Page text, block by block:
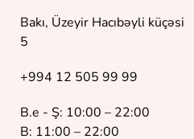
Bakı, Üzeyir Hacıbəyli küçəsi
5
+994 12 505 99 99
B.e - Ş: 10:00 – 22:00
B: 11:00 – 22:00